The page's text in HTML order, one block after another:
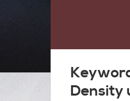
Density